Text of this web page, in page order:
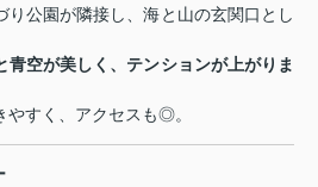
り公園が隣接し、海と山の玄関口とし
青空が美しく、テンションが上がりま
やすく、アクセスも◎。